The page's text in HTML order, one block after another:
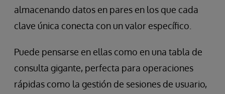
almacenando datos en pares en los que cada
clave única conecta con un valor específico.
Puede pensarse en ellas como en una tabla de
consulta gigante, perfecta para operaciones
rápidas como la gestión de sesiones de usuario,